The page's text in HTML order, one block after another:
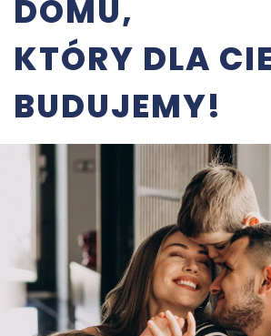
DOMU,
KTÓRY DLA
BUDUJEMY!